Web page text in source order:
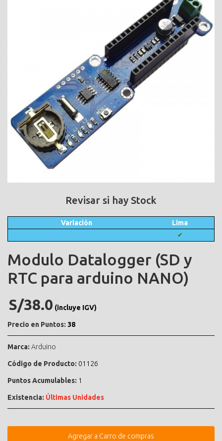
Revisar si hay Stock
Variación Lima
✔
Modulo Datalogger (SD y
RTC para arduino NANO)
S/38.0 (incluye IGV)
Precio en Puntos: 38
Marca: Arduino
Código de Producto: 01126
Puntos Acumulables: 1
Existencia: Últimas Unidades
Agregar a Carro de compras